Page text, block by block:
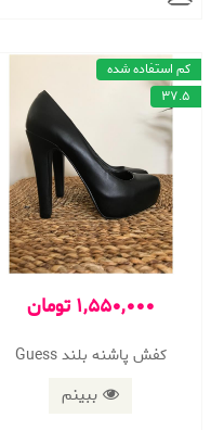
1,550,000 تومان
کفش پاشنه بلند Guess
ببینم
کم استفاده شده
37.5